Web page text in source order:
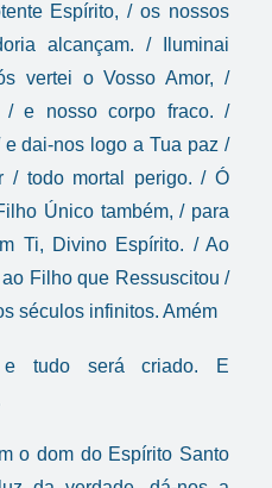
Espírito, / os nossos
alcançam. / Iluminai
vertei o Vosso Amor, /
/ e nosso corpo fraco. /
dai-nos logo a Tua paz /
/ todo mortal perigo. / Ó
Único também, / para
Ti, Divino Espírito. / Ao
Filho que Ressuscitou /
séculos infinitos. Amém
e tudo será criado. E
o dom do Espírito Santo